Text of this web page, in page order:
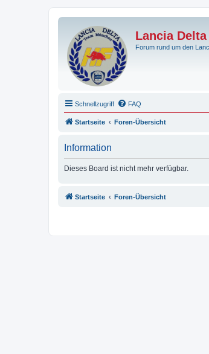
Lancia
Forum rund um den
Schnellzugriff FAQ
Startseite Foren-Übersicht
Information
Dieses Board ist nicht mehr verfügbar.
Startseite Foren-Übersicht